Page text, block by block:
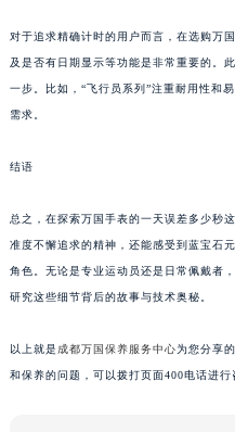
对于追求精确计时的用户而言，在选购万
及是否有日期显示等功能是非常重要的。
一步。比如，“飞行员系列”注重耐用性和
需求。
结语
总之，在探索万国手表的一天误差多少秒
准度不懈追求的精神，还能感受到蓝宝石
角色。无论是专业运动员还是日常佩戴者
研究这些细节背后的故事与技术奥秘。
以上就是 成都万国保养服务中心为您分享
和保养的问题，可以拨打页面400电话进行